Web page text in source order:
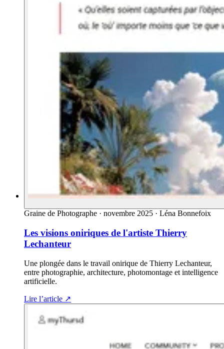
Graine de Photographe · novembre 2025 · Léna Bonnefoix
Les visions oniriques de l'artiste Thierry
Lechanteur
Une plongée dans le travail onirique de Thierry Lechanteur,
entre photographie, architecture, photomontage et intelligence
artificielle.
Lire l’article ↗